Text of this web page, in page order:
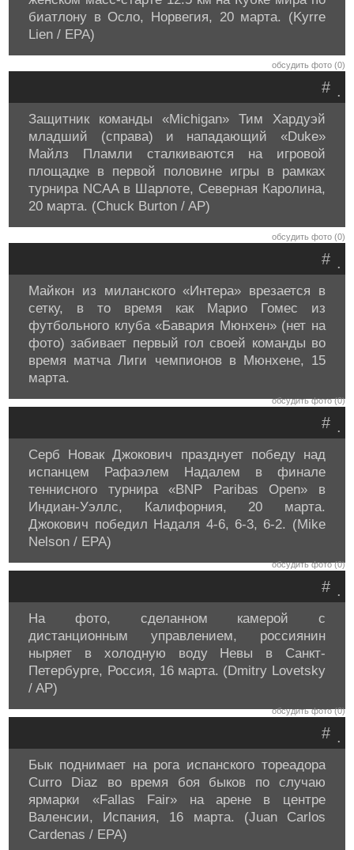
биатлону в Осло, Норвегия, 20 марта. (Kyrre
Lien / EPA)
обсудить фото (0)
.
#
Защитник команды «Michigan» Тим Хардуэй
младший (справа) и нападающий «Duke»
Майлз Пламли сталкиваются на игровой
площадке в первой половине игры в рамках
турнира NCAA в Шарлоте, Северная Каролина,
20 марта. (Chuck Burton / AP)
обсудить фото (0)
.
#
Майкон из миланского «Интера» врезается в
сетку, в то время как Марио Гомес из
футбольного клуба «Бавария Мюнхен» (нет на
фото) забивает первый гол своей команды во
время матча Лиги чемпионов в Мюнхене, 15
марта.
обсудить фото (0)
.
#
Серб Новак Джокович празднует победу над
испанцем Рафаэлем Надалем в финале
теннисного турнира «BNP Paribas Open» в
Индиан-Уэллс, Калифорния, 20 марта.
Джокович победил Надаля 4-6, 6-3, 6-2. (Mike
Nelson / EPA)
обсудить фото (0)
.
#
На фото, сделанном камерой с
дистанционным управлением, россиянин
ныряет в холодную воду Невы в Санкт-
Петербурге, Россия, 16 марта. (Dmitry Lovetsky
/ AP)
обсудить фото (0)
.
#
Бык поднимает на рога испанского тореадора
Curro Diaz во время боя быков по случаю
ярмарки «Fallas Fair» на арене в центре
Валенсии, Испания, 16 марта. (Juan Carlos
Cardenas / EPA)